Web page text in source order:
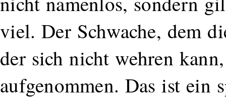
viel. Der Schwache, dem
der sich nicht wehren
aufgenommen. Das ist